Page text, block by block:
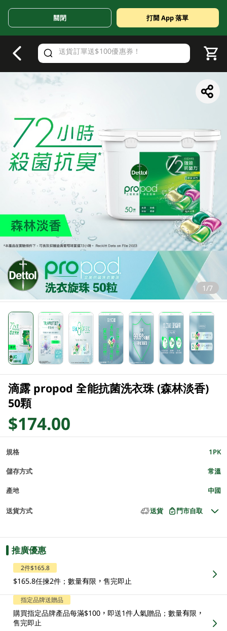
Valid Until 30 June 2026
關閉 打開 App 落單
1/7
滴露 propod 全能抗菌洗衣珠 (森林淡香)
50顆
$174.00
規格 1PK
儲存方式 常溫
產地 中國
送貨方式 送貨 門市自取
推廣優惠
2件$165.8
$165.8任揀2件；數量有限，售完即止
指定品牌送贈品
購買指定品牌產品每滿$100，即送1件人氣贈品；數量有限，
售完即止